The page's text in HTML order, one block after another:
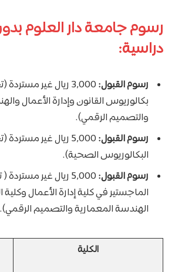
رسوم جامعة دار العلوم
دراسية:
رسوم القبول:
3,000 ريال غير
بكالوريوس القانون وإدارة الأعمال
والتصميم الرقمي).
رسوم القبول:
5,000 ريال غير
البكالوريوس الصحية).
رسوم القبول:
5,000 ريال غير
الماجستير في كلية إدارة الأعمال
الهندسة المعمارية والتصميم الرقمي).
الكلية